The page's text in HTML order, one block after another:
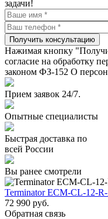
задачи!
Получить консультацию
Нажимая кнопку
согласие на обработку
законом ФЗ-152 О
Прием заявок 24/7.
Опытные специалисты
Быстрая доставка по
всей России
Вы ранее смотрели
Terminator ECM-CL-12-
72 990 руб.
Обратная связь